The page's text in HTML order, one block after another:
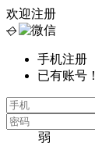
欢迎注册
◇
手机注册
已有账号！
弱